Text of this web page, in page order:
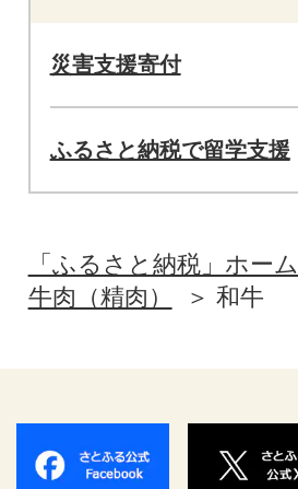
災害支援寄付
ふるさと納税で留学支援
「ふるさと納税」ホーム
牛肉（精肉）
和牛